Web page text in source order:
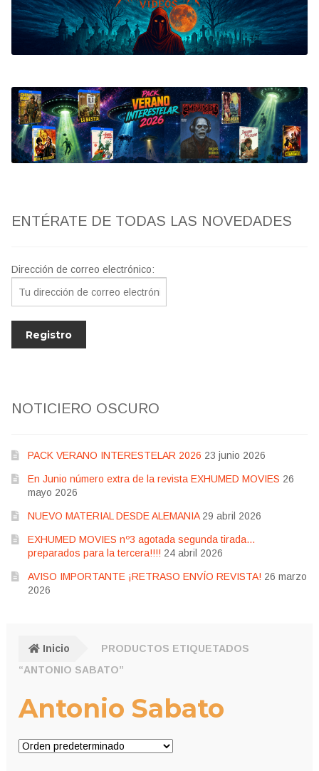
Bluray
Clasificada S
artwork
fantaterror
Jesús Franco
ENTÉRATE DE TODAS LAS NOVEDADES
Dirección de correo electrónico:
NOTICIERO OSCURO
PACK VERANO INTERESTELAR 2026 23 junio 2026
En Junio número extra de la revista EXHUMED MOVIES 26
mayo 2026
NUEVO MATERIAL DESDE ALEMANIA 29 abril 2026
EXHUMED MOVIES nº3 agotada segunda tirada…
preparados para la tercera!!!! 24 abril 2026
AVISO IMPORTANTE ¡RETRASO ENVÍO REVISTA! 26 marzo
2026
Inicio
PRODUCTOS ETIQUETADOS
“ANTONIO SABATO”
Antonio Sabato